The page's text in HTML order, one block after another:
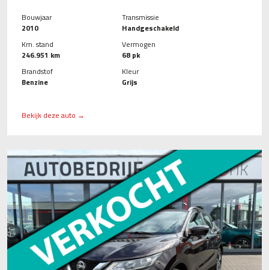
Bouwjaar
2010
Km. stand
246.951 km
Brandstof
Benzine
Transmissie
Handgeschakeld
Vermogen
68 pk
Kleur
Grijs
Bekijk deze auto →